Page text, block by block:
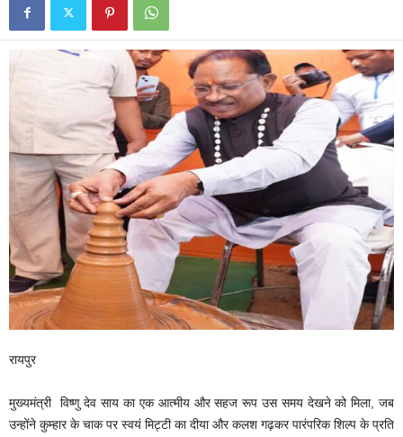
रायपुर
मुख्यमंत्री विष्णु देव साय का एक आत्मीय और सहज रूप उस समय देखने को मिला, जब
उन्होंने कुम्हार के चाक पर स्वयं मिट्टी का दीया और कलश गढ़कर पारंपरिक शिल्प के प्रति